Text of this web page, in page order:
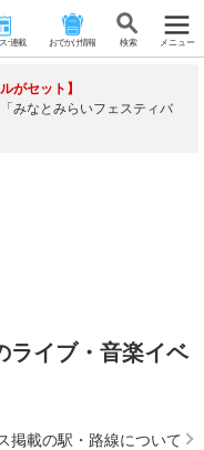
･連載 おでかけ情報 検 索 メニュー
がセット】
みなとみらいフェスティバ
ライブ・音楽イベ
掲載の駅・路線について